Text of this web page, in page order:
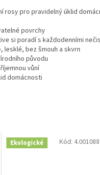
rosy pro pravidelný úklid
povrchy
si poradí s každodenními
lesklé, bez šmouh a skvrn
původu
vůní
domácnosti
Ekologické Kód: 4.001088